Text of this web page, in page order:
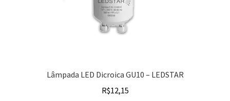
Lâmpada LED Dicroica GU10 – LEDSTAR
R$12,15